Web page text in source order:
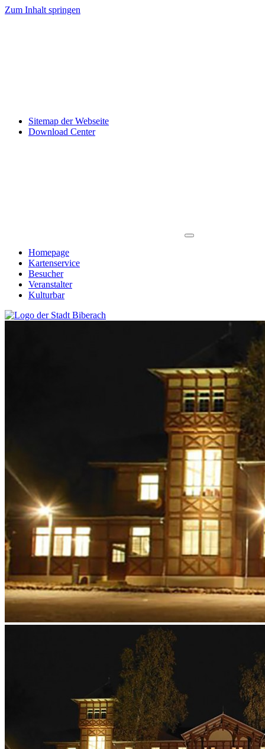
Zum Inhalt springen
Sitemap der Webseite
Download Center
Homepage
Kartenservice
Besucher
Veranstalter
Kulturbar